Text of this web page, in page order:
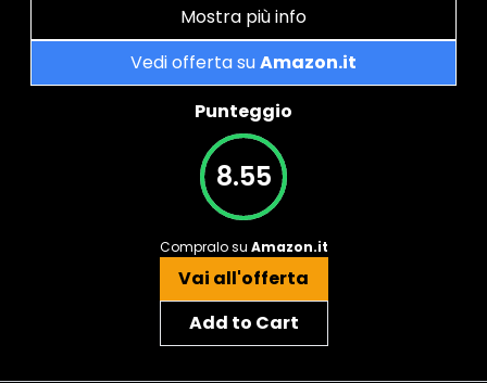
Mostra più info
Vedi offerta suAmazon.it
Punteggio
8.55
Compralo su Amazon.it
Vai all'offerta
Add to Cart